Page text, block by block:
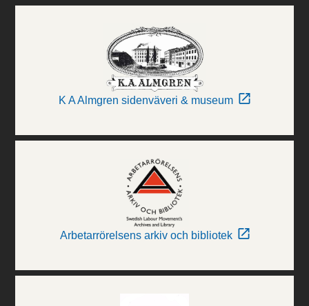
K A Almgren sidenväveri & museum
Arbetarrörelsens arkiv och bibliotek